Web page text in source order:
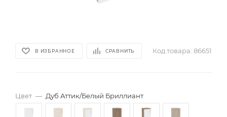
В ИЗБРАННОЕ СРАВНИТЬ Код товара: 86651
Цвет — Дуб Аттик/Белый Бриллиант